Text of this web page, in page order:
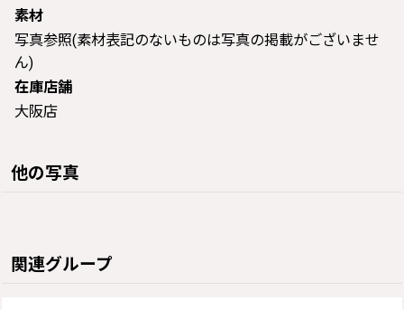
素材
写真参照(素材表記のないものは写真の掲載がございませ
ん)
在庫店舗
大阪店
他の写真
関連グループ